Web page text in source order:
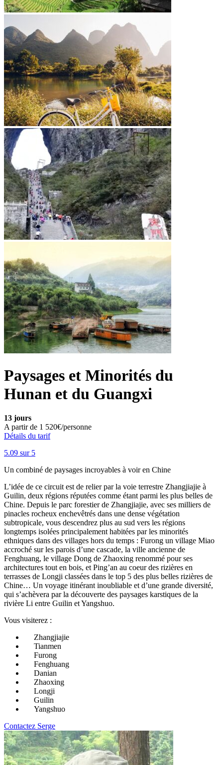
Paysages et Minorités du
Hunan et du Guangxi
13 jours
A partir de 1 520€/personne
Détails du tarif
5.09 sur 5
Un combiné de paysages incroyables à voir en Chine
L’idée de ce circuit est de relier par la voie terrestre Zhangjiajie à
Guilin, deux régions réputées comme étant parmi les plus belles de
Chine. Depuis le parc forestier de Zhangjiajie, avec ses milliers de
pinacles rocheux enchevêtrés dans une dense végétation
subtropicale, vous descendrez plus au sud vers les régions
longtemps isolées principalement habitées par les minorités
ethniques dans des villages hors du temps : Furong un village Miao
accroché sur les parois d’une cascade, la ville ancienne de
Fenghuang, le village Dong de Zhaoxing renommé pour ses
architectures tout en bois, et Ping’an au coeur des rizières en
terrasses de Longji classées dans le top 5 des plus belles rizières de
Chine… Un voyage itinérant inoubliable et d’une grande diversité,
qui s’achèvera par la découverte des paysages karstiques de la
rivière Li entre Guilin et Yangshuo.
Vous visiterez :
Zhangjiajie
Tianmen
Furong
Fenghuang
Danian
Zhaoxing
Longji
Guilin
Yangshuo
Contactez Serge